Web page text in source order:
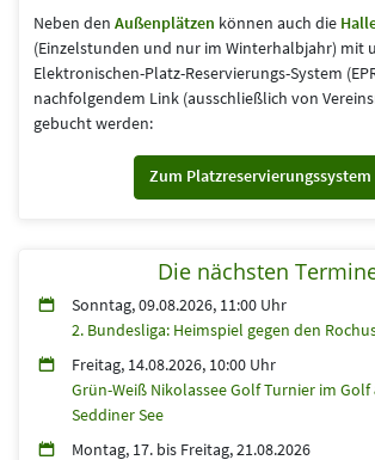
Neben den Außenplätzen können auch die
(Einzelstunden und nur im Winterhalbjahr) mit
Elektronischen-Platz-Reservierungs-System
nachfolgendem Link (aus­schließlich von
gebucht werden:
Zum Platzreservierungssystem
Die nächsten
Sonntag, 09.08.2026, 11:00 Uhr
2. Bundesliga: Heimspiel gegen den
Freitag, 14.08.2026, 10:00 Uhr
Grün-Weiß Nikolassee Golf Turnier im
Seddiner See
Montag, 17. bis Freitag, 21.08.2026